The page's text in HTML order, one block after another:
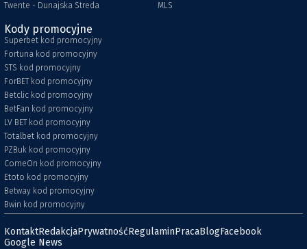
Twente - Dunajska Streda
MLS
Kody promocyjne
Superbet kod promocyjny
Fortuna kod promocyjny
STS kod promocyjny
ForBET kod promocyjny
Betclic kod promocyjny
BetFan kod promocyjny
LV BET kod promocyjny
Totalbet kod promocyjny
PZBuk kod promocyjny
ComeOn kod promocyjny
Etoto kod promocyjny
Betway kod promocyjny
Bwin kod promocyjny
KontaktRedakcjaPrywatnośćRegulaminPracaBlogFacebook
Google News